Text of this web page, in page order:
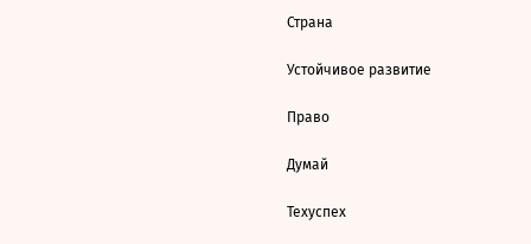
Страна
Устойчивое развитие
Право
Думай
Техуспех